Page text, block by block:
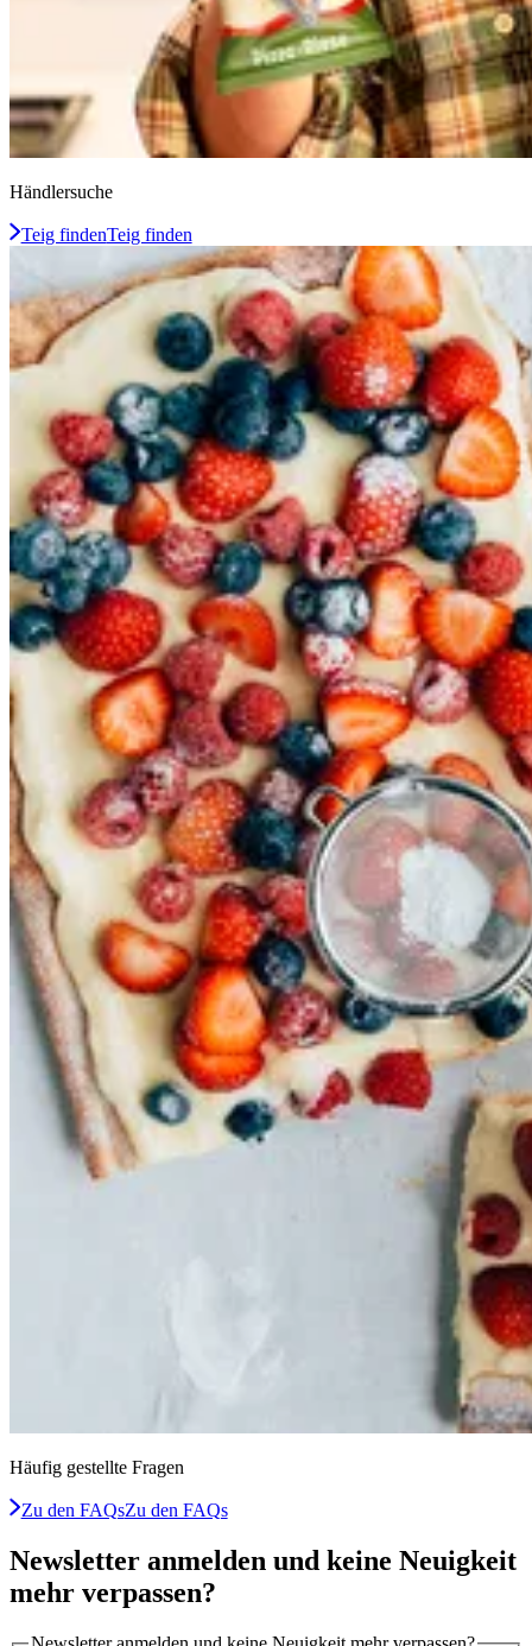
Händlersuche
Teig findenTeig finden
Häufig gestellte Fragen
Zu den FAQsZu den FAQs
Newsletter anmelden und keine Neuigkeit
mehr verpassen?